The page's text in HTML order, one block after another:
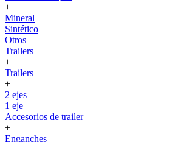
+
Mineral
Sintético
Otros
Trailers
+
Trailers
+
2 ejes
1 eje
Accesorios de trailer
+
Enganches